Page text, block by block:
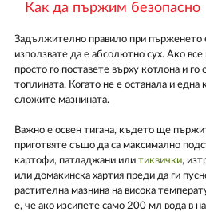
Как да пържим безопасно
Задължително правило при пърженето
използвате да е абсолютно сух. Ако
просто го поставете върху котлона и го
топлината. Когато не е останала и
сложите мазнината.
Важно е освен тигана, където ще
приготвяте също да са максимално
картофи, патладжани или тиквички,
или домакинска хартия преди да ги
растителна мазнина на висока
е, че ако изсипете само 200 мл вода в